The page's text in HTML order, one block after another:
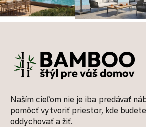
Naším cieľom nie je iba predávať
pomôcť vytvoriť priestor, kde
oddychovať a žiť.